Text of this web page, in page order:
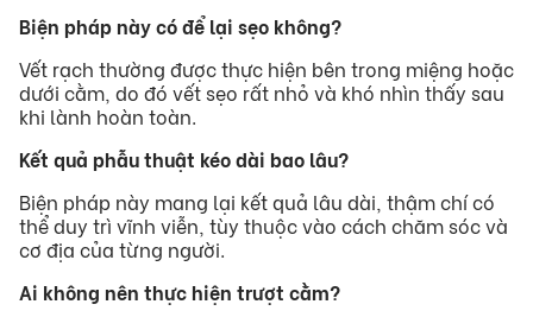
Biện pháp này có để lại sẹo không?
Vết rạch thường được thực hiện bên trong miệng hoặc
dưới cằm, do đó vết sẹo rất nhỏ và khó nhìn thấy sau
khi lành hoàn toàn.
Kết quả phẫu thuật kéo dài bao lâu?
Biện pháp này mang lại kết quả lâu dài, thậm chí có
thể duy trì vĩnh viễn, tùy thuộc vào cách chăm sóc và
cơ địa của từng người.
Ai không nên thực hiện trượt cằm?